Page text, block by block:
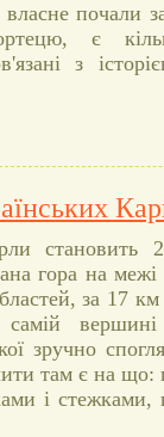
почали
є
з
становить
гора на межі
за 17
зручно
там є на що:
і